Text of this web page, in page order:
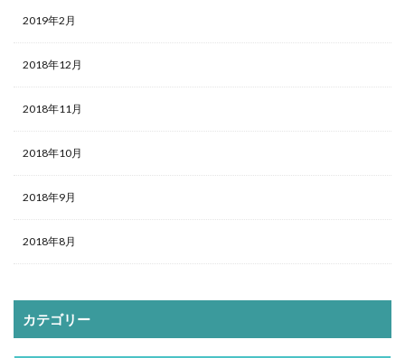
2019年2月
2018年12月
2018年11月
2018年10月
2018年9月
2018年8月
カテゴリー